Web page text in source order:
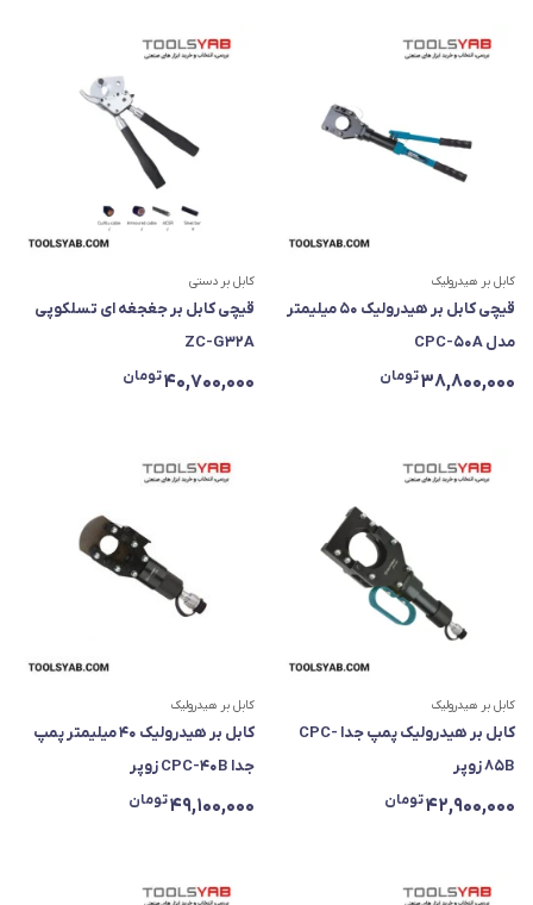
کابل بر هیدرولیک
قیچی کابل بر هیدرولیک ۵۰ میلیمتر
مدل CPC-50A
38,800,000تومان
کابل بر دستی
قیچی کابل بر جغجغه ای تسلکوپی
ZC-G32A
40,700,000تومان
کابل بر هیدرولیک
کابل بر هیدرولیک پمپ جدا CPC-
85B زوپر
42,900,000تومان
کابل بر هیدرولیک
کابل بر هیدرولیک ۴۰ میلیمتر پمپ
جدا CPC-40B زوپر
49,100,000تومان